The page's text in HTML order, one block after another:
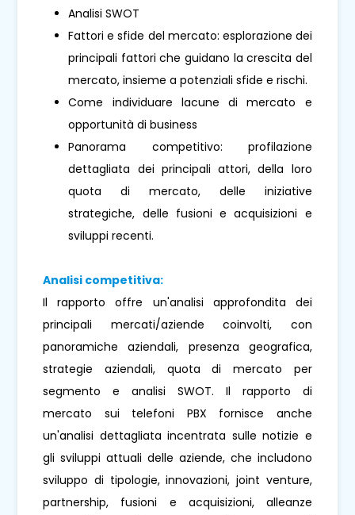
Analisi SWOT
Fattori e sfide del mercato: esplorazione dei
principali fattori che guidano la crescita del
mercato, insieme a potenziali sfide e rischi.
Come individuare lacune di mercato e
opportunità di business
Panorama competitivo: profilazione
dettagliata dei principali attori, della loro
quota di mercato, delle iniziative
strategiche, delle fusioni e acquisizioni e
sviluppi recenti.
Analisi competitiva:
Il rapporto offre un'analisi approfondita dei
principali mercati/aziende coinvolti, con
panoramiche aziendali, presenza geografica,
strategie aziendali, quota di mercato per
segmento e analisi SWOT. Il rapporto di
mercato sui telefoni PBX fornisce anche
un'analisi dettagliata incentrata sulle notizie e
gli sviluppi attuali delle aziende, che includono
sviluppo di tipologie, innovazioni, joint venture,
partnership, fusioni e acquisizioni, alleanze